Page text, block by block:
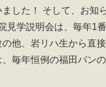
した！ そして、お知
見学説明会は、毎年1
他、岩リハ生から直
毎年恒例の福田パン